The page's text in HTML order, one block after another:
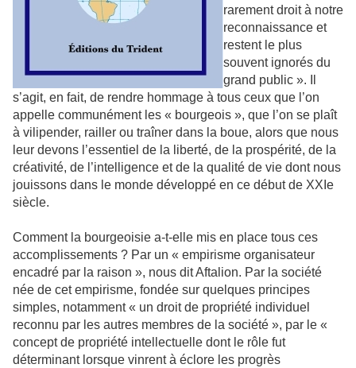
rarement droit à notre
reconnaissance et
restent le plus
souvent ignorés du
grand public ». Il
s’agit, en fait, de rendre hommage à tous ceux que l’on
appelle communément les « bourgeois », que l’on se plaît
à vilipender, railler ou traîner dans la boue, alors que nous
leur devons l’essentiel de la liberté, de la prospérité, de la
créativité, de l’intelligence et de la qualité de vie dont nous
jouissons dans le monde développé en ce début de XXIe
siècle.
Comment la bourgeoisie a-t-elle mis en place tous ces
accomplissements ? Par un « empirisme organisateur
encadré par la raison », nous dit Aftalion. Par la société
née de cet empirisme, fondée sur quelques principes
simples, notamment « un droit de propriété individuel
reconnu par les autres membres de la société », par le «
concept de propriété intellectuelle dont le rôle fut
déterminant lorsque vinrent à éclore les progrès